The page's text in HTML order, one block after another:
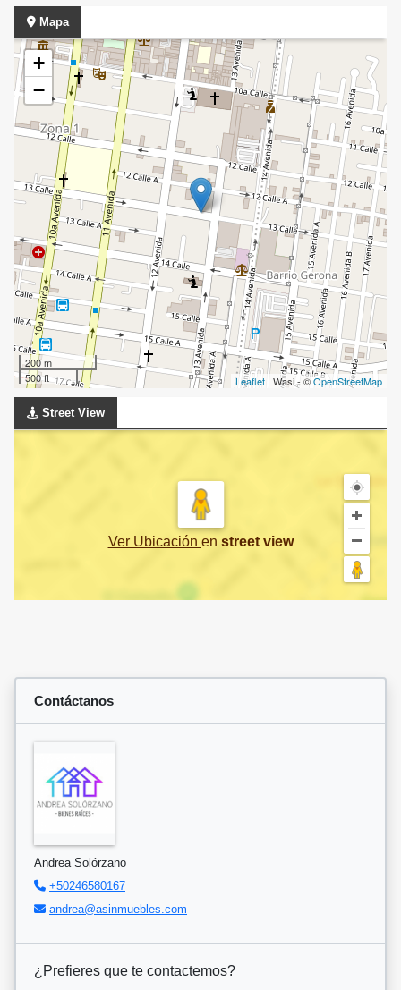
Mapa
+
−
200 m
500 ft
Leaflet | Wasi - ©OpenStreetMap
Street View
Ver Ubicación en street view
Contáctanos
Andrea Solórzano
+50246580167
andrea@asinmuebles.com
¿Prefieres que te contactemos?